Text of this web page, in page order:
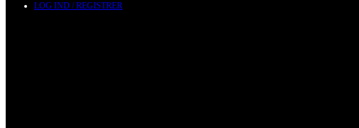
LOG IND / REGISTRER